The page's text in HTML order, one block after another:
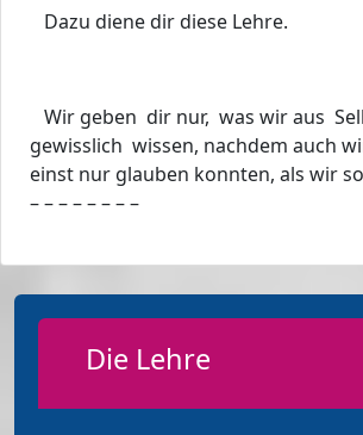
Die Lehre
Dazu diene dir diese Lehre.
Wir geben dir nur, was wir aus
gewisslich wissen, nachdem auch
einst nur glauben konnten, als wir
– – – – – – – –